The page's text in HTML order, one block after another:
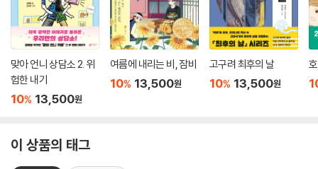
맞아 언니 상담소 2. 위
험한 내기
10% 13,500원
여름에 내리는 비, 잠비
10% 13,500원
고구려 최후의 날
10% 13,500원
이 상품의 태그